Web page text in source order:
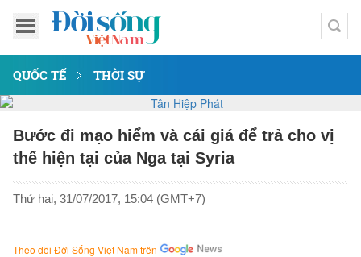
QUỐC TẾ THỜI SỰ
Bước đi mạo hiểm và cái giá để trả cho vị
thế hiện tại của Nga tại Syria
Thứ hai, 31/07/2017, 15:04 (GMT+7)
Theo dõi Đời Sống Việt Nam trên